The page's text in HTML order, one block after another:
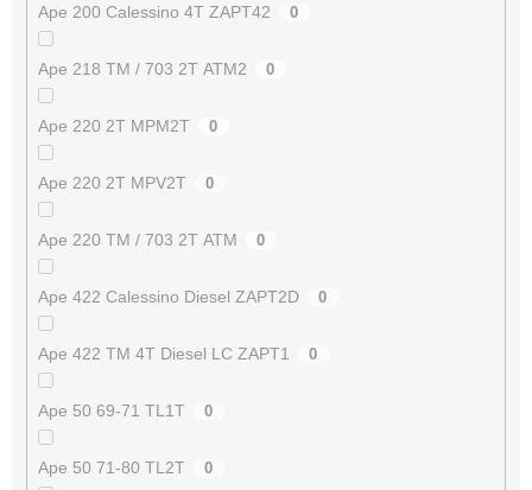
Ape 200 Calessino 4T ZAPT42 0
Ape 218 TM / 703 2T ATM2 0
Ape 220 2T MPM2T 0
Ape 220 2T MPV2T 0
Ape 220 TM / 703 2T ATM 0
Ape 422 Calessino Diesel ZAPT2D 0
Ape 422 TM 4T Diesel LC ZAPT1 0
Ape 50 69-71 TL1T 0
Ape 50 71-80 TL2T 0